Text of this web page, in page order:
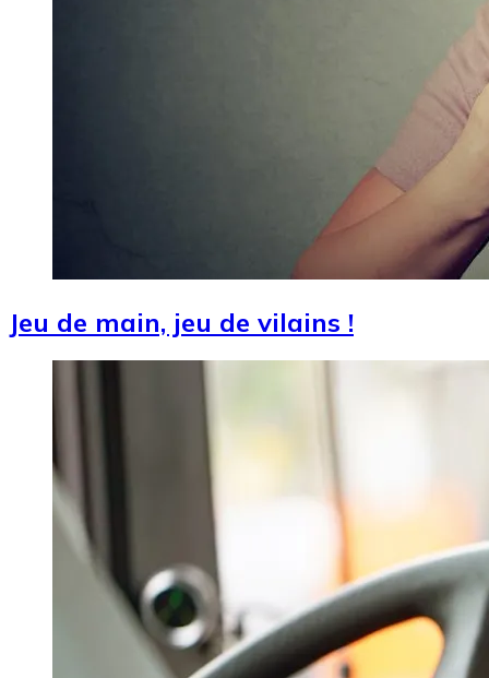
Jeu de main, jeu de vilains !